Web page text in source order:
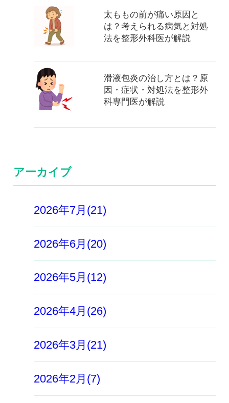
太ももの前が痛い原因と
は？考えられる病気と対処
法を整形外科医が解説
滑液包炎の治し方とは？原
因・症状・対処法を整形外
科専門医が解説
アーカイブ
2026年7月(21)
2026年6月(20)
2026年5月(12)
2026年4月(26)
2026年3月(21)
2026年2月(7)